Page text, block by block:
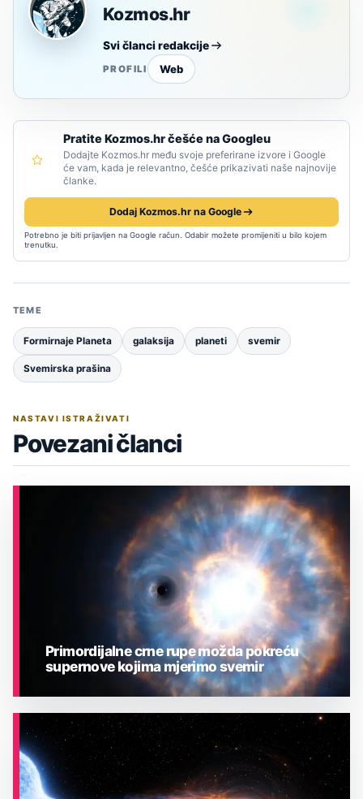
Kozmos.hr
Svi članci redakcije
PROFILI Web
Pratite Kozmos.hr češće na Googleu
Dodajte Kozmos.hr među svoje preferirane izvore i Google
će vam, kada je relevantno, češće prikazivati naše najnovije
članke.
Dodaj Kozmos.hr na Google
Potrebno je biti prijavljen na Google račun. Odabir možete promijeniti u bilo kojem
trenutku.
TEME
Formirnaje Planeta galaksija planeti svemir
Svemirska prašina
NASTAVI ISTRAŽIVATI
Povezani članci
ASTRONOMIJA
Primordijalne crne rupe možda pokreću
supernove kojima mjerimo svemir